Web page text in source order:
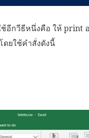
ช้อีกวีธีหนึ่งคือ ให้ print
ดยใช้คำสั่งดังนี้